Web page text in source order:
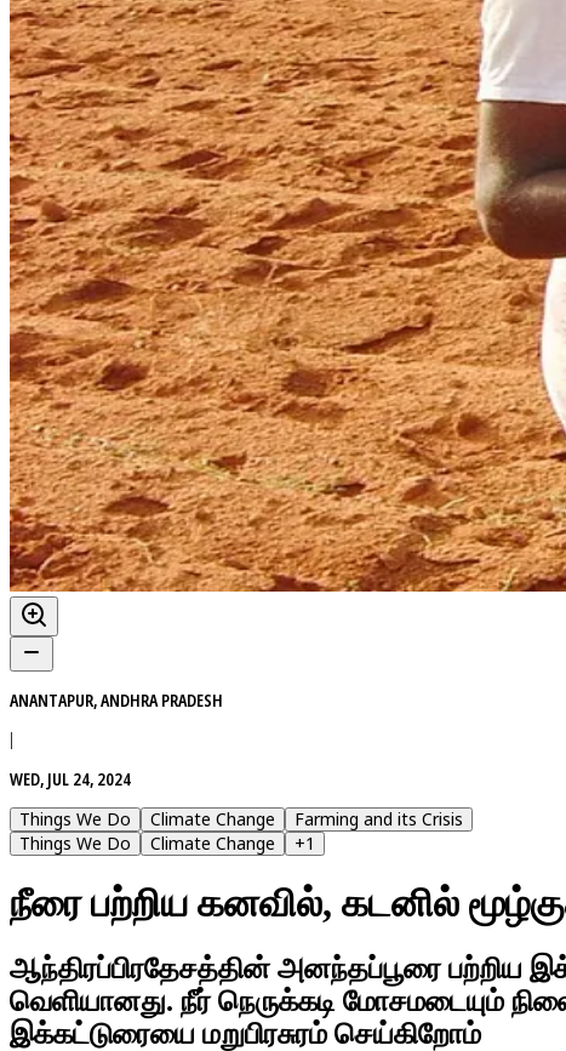
ANANTAPUR, ANDHRA PRADESH
|
WED, JUL 24, 2024
Things We Do
Climate Change
Farming and its Crisis
Things We Do
Climate Change +1
நீரை பற்றிய கனவில், கடனில்
ஆந்திரப்பிரதேசத்தின் அனந்தப்பூரை பற்றிய
வெளியானது. நீர் நெருக்கடி மோசமடையும்
இக்கட்டுரையை மறுபிரசுரம் செய்கிறோம்